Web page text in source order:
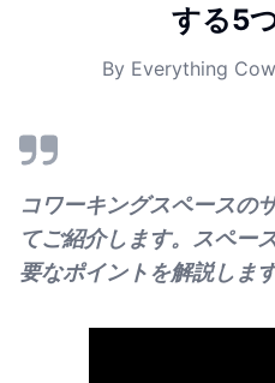
する5
By Everything
コワーキングスペースの
てご紹介します。スペー
要なポイントを解説します